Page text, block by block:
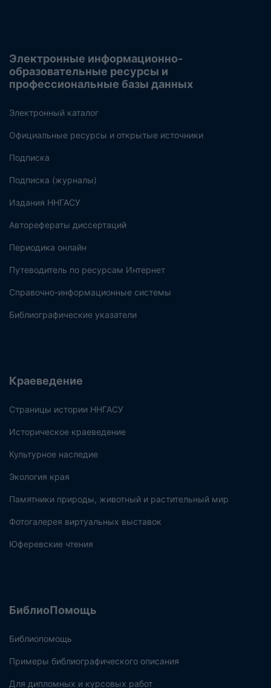
Электронные информационно-
образовательные ресурсы и
профессиональные базы данных
Электронный каталог
Официальные ресурсы и открытые источники
Подписка
Подписка (журналы)
Издания ННГАСУ
Авторефераты диссертаций
Периодика онлайн
Путеводитель по ресурсам Интернет
Справочно-информационные системы
Библиографические указатели
Краеведение
Страницы истории ННГАСУ
Историческое краеведение
Культурное наследие
Экология края
Памятники природы, животный и растительный мир
Фотогалерея виртуальных выставок
Юферевские чтения
БиблиоПомощь
Библиопомощь
Примеры библиографического описания
Для дипломных и курсовых работ